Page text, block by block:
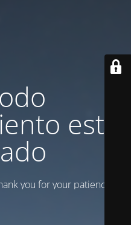
está
you for your patience!